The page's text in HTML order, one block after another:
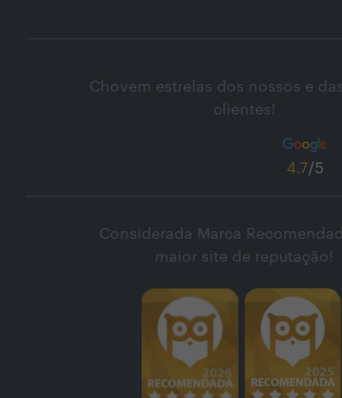
Chovem estrelas dos nossos e
clientes!
4.7/5
Considerada Marca
maior site de reputação!